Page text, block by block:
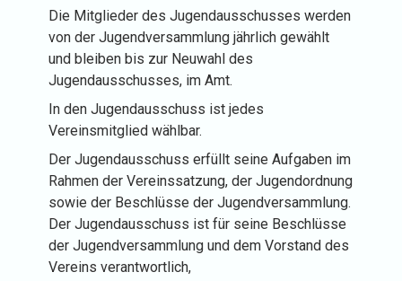
Die Mitglieder des Jugendausschusses werden
von der Jugendversammlung jährlich gewählt
und bleiben bis zur Neuwahl des
Jugendausschusses, im Amt.
In den Jugendausschuss ist jedes
Vereinsmitglied wählbar.
Der Jugendausschuss erfüllt seine Aufgaben im
Rahmen der Vereinssatzung, der Jugendordnung
sowie der Beschlüsse der Jugendversammlung.
Der Jugendausschuss ist für seine Beschlüsse
der Jugendversammlung und dem Vorstand des
Vereins verantwortlich,